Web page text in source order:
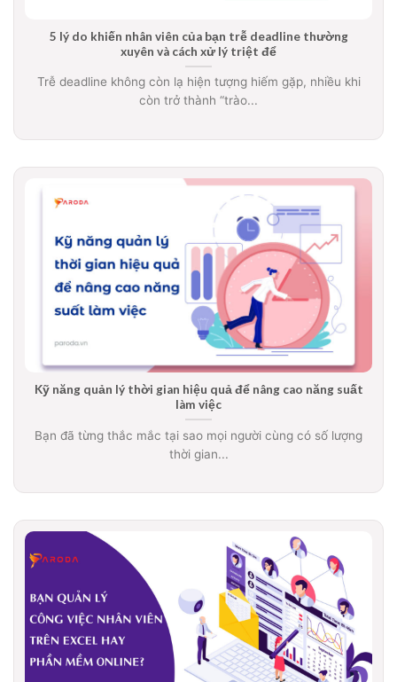
5 lý do khiến nhân viên của bạn trễ deadline thường
xuyên và cách xử lý triệt để
Trễ deadline không còn lạ hiện tượng hiếm gặp, nhiều khi
còn trở thành “trào...
Kỹ năng quản lý thời gian hiệu quả để nâng cao năng suất
làm việc
Bạn đã từng thắc mắc tại sao mọi người cùng có số lượng
thời gian...